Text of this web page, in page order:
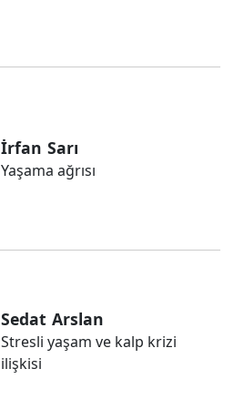
İrfan Sarı
Yaşama ağrısı
Sedat Arslan
Stresli yaşam ve kalp krizi
ilişkisi